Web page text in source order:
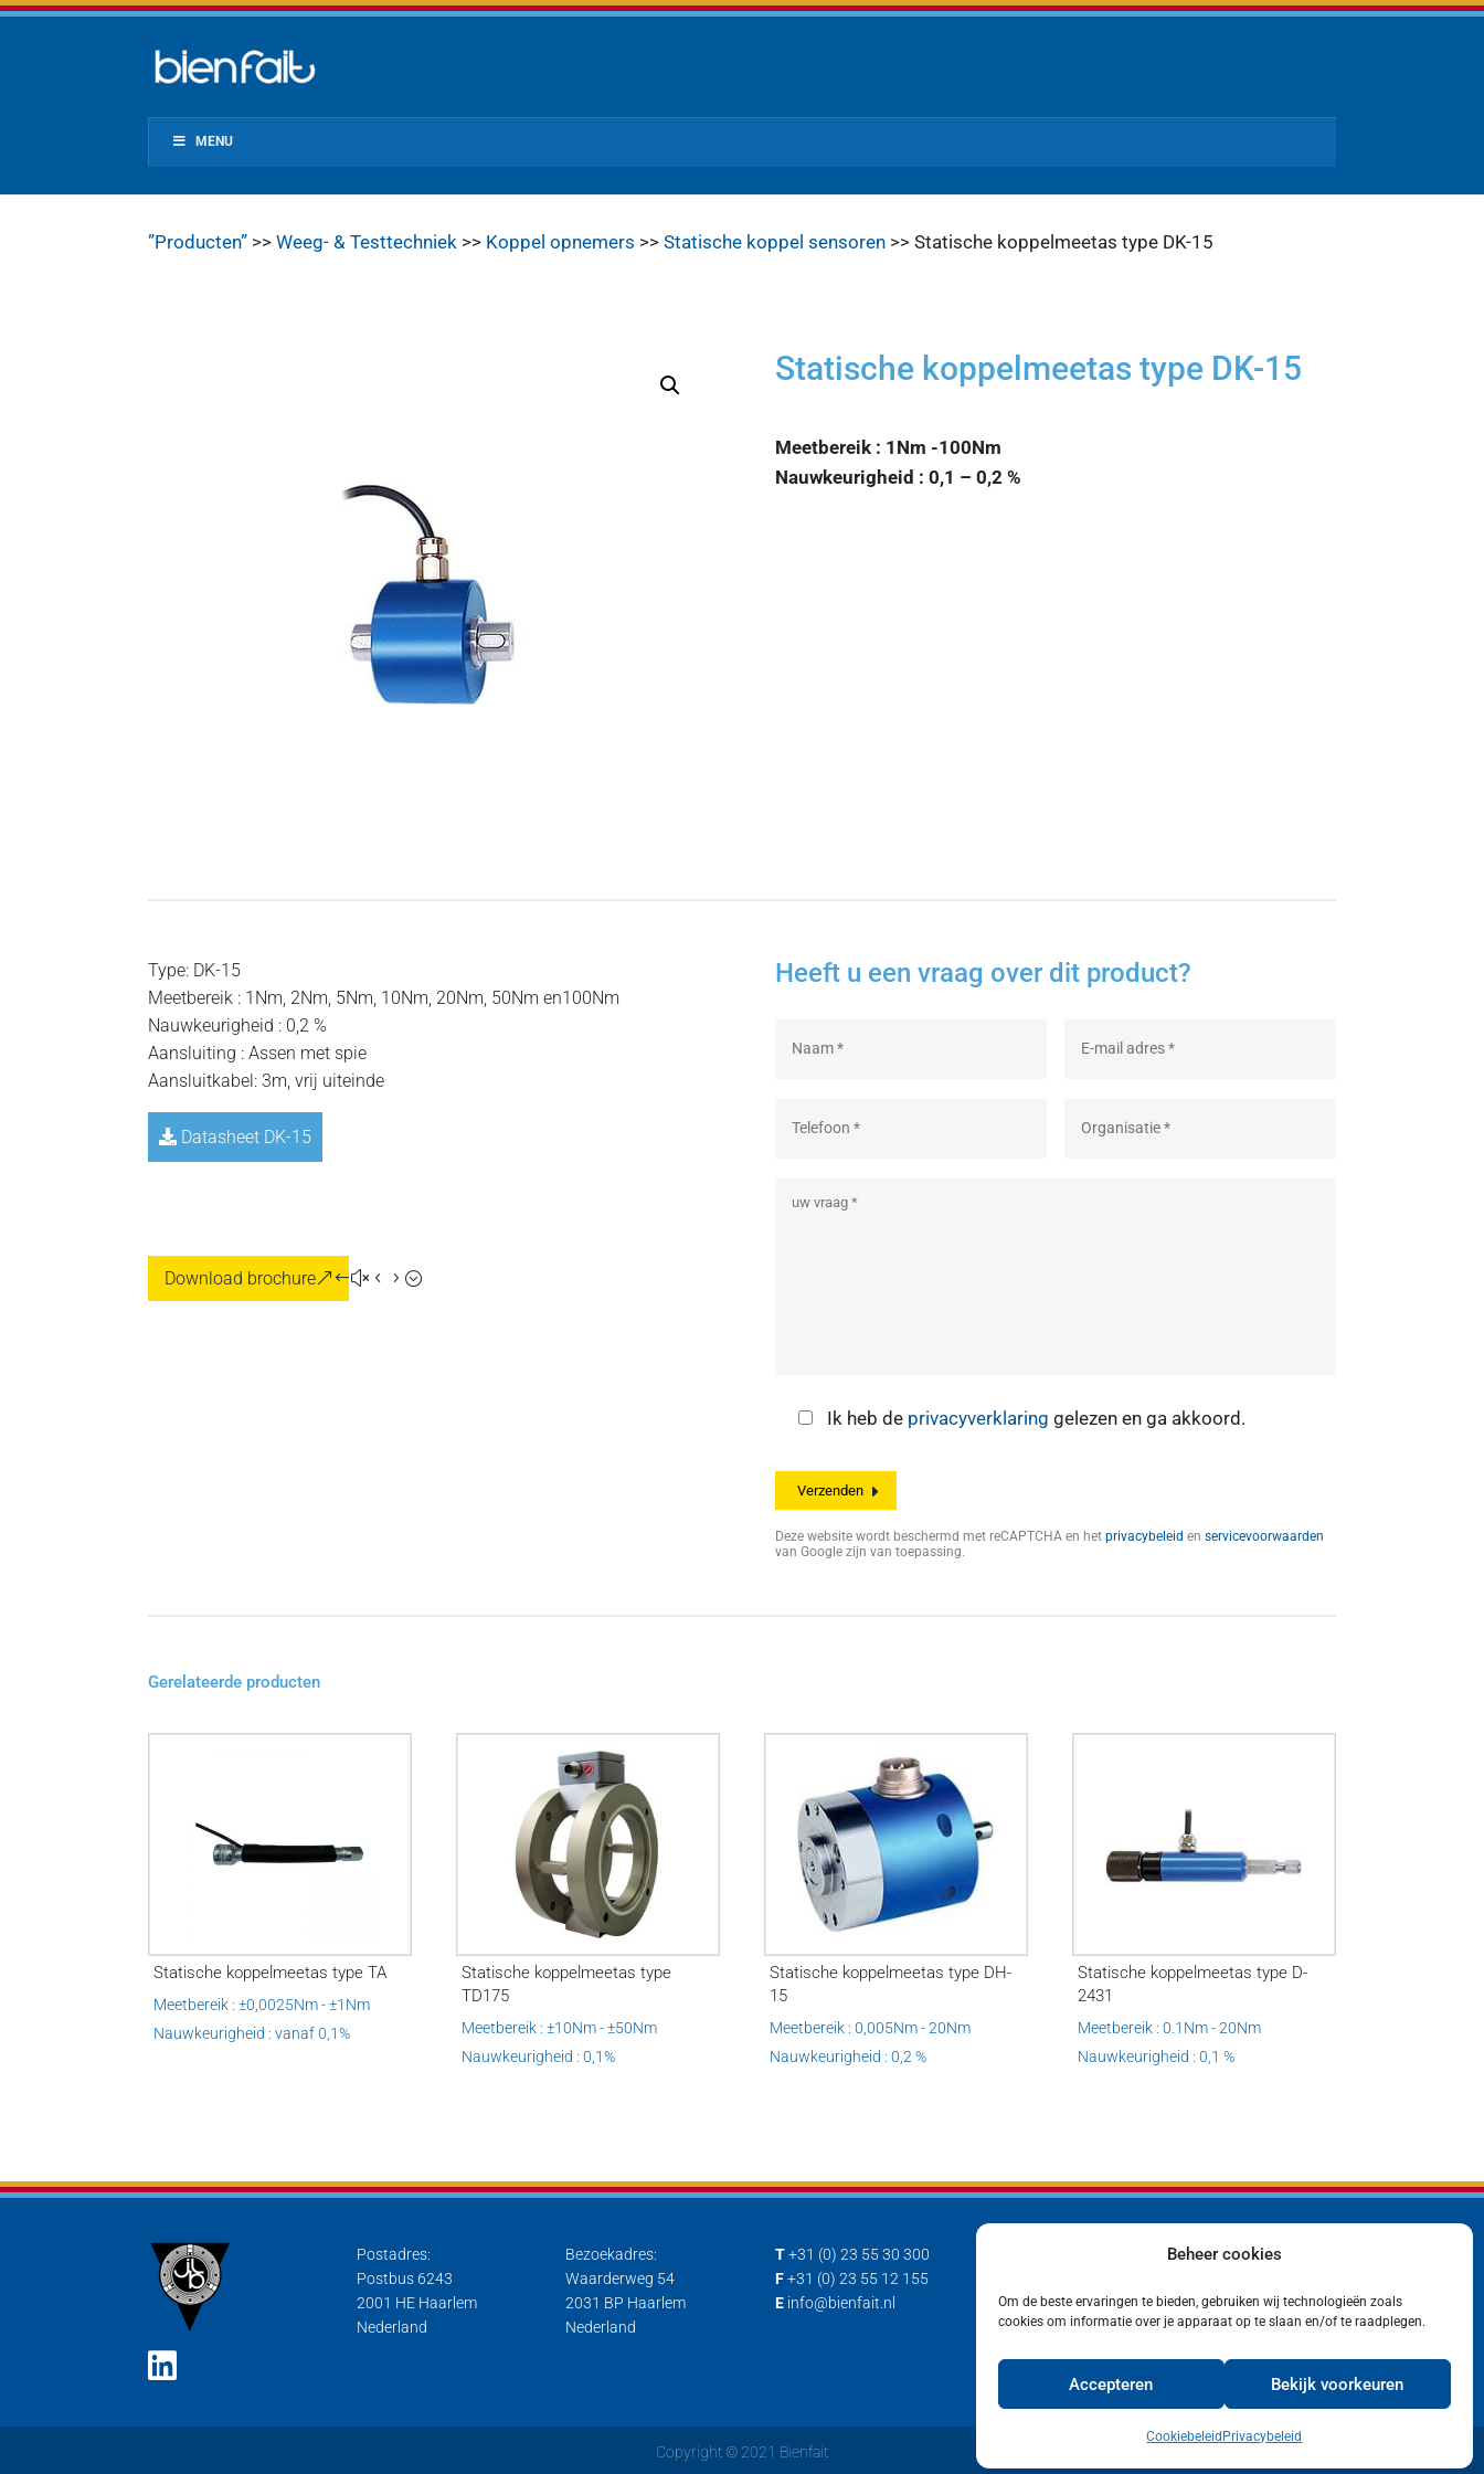
Beheer cookies
Om de beste ervaringen te bieden, gebruiken wij technologieën zoals
cookies om informatie over je apparaat op te slaan en/of te raadplegen.
Accepteren Bekijk voorkeuren
Cookiebeleid Privacybeleid
MENU
”Producten” >>Weeg- & Testtechniek >> Koppel opnemers >>Statische koppel sensoren >> Statische koppelmeetas type DK-15
Statische koppelmeetas type DK-15
Meetbereik : 1Nm -100Nm
Nauwkeurigheid : 0,1 – 0,2 %
Type: DK-15
Meetbereik : 1Nm, 2Nm, 5Nm, 10Nm, 20Nm, 50Nm en100Nm
Nauwkeurigheid : 0,2 %
Aansluiting : Assen met spie
Aansluitkabel: 3m, vrij uiteinde
Datasheet DK-15
Download brochure
Heeft u een vraag over dit product?
Ik heb de privacyverklaring gelezen en ga akkoord.
Deze website wordt beschermd met reCAPTCHA en het privacybeleid en servicevoorwaarden
van Google zijn van toepassing.
Gerelateerde producten
Statische koppelmeetas type TA
Meetbereik : ±0,0025Nm - ±1Nm
Nauwkeurigheid : vanaf 0,1%
Statische koppelmeetas type
TD175
Meetbereik : ±10Nm - ±50Nm
Nauwkeurigheid : 0,1%
Statische koppelmeetas type DH-
15
Meetbereik : 0,005Nm - 20Nm
Nauwkeurigheid : 0,2 %
Statische koppelmeetas type D-
2431
Meetbereik : 0.1Nm - 20Nm
Nauwkeurigheid : 0,1 %
Postadres:
Postbus 6243
2001 HE Haarlem
Nederland
Bezoekadres:
Waarderweg 54
2031 BP Haarlem
Nederland
T +31 (0) 23 55 30 300
F +31 (0) 23 55 12 155
E info@bienfait.nl
Contact
Privacyverklaring
Copyright © 2021 Bienfait